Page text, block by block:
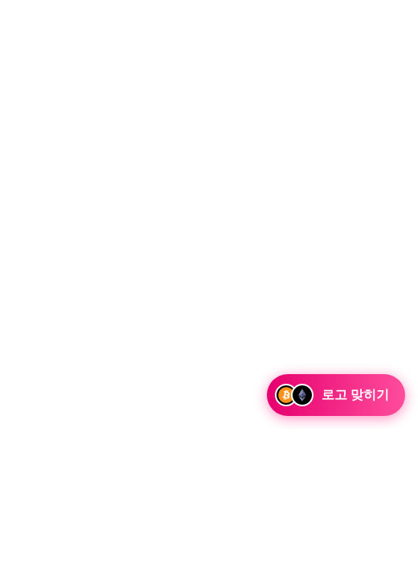
로고 맞히기